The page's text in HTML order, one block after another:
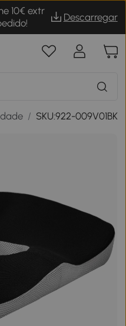
10€ extr
Descarregar
/ SKU:922-009V01BK